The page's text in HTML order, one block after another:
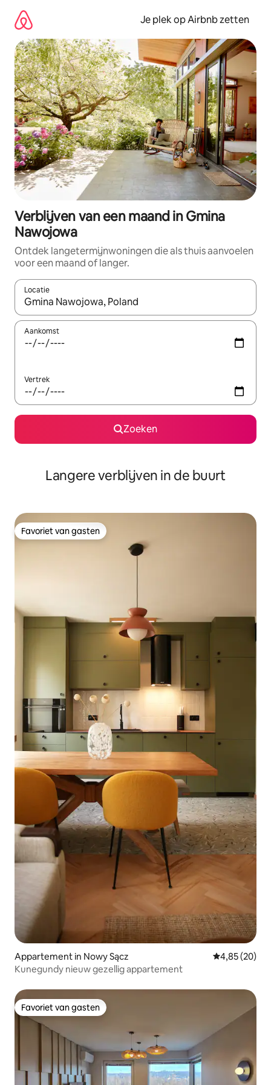
direct
naar
inhoud
Je plek op Airbnb zetten
Verblijven van een maand in Gmina
Nawojowa
Ontdek langetermijnwoningen die als thuis aanvoelen
voor een maand of langer.
Locatie
Wanneer er resultaten beschikbaar zijn, maak je een keuze
Aankomst
Vertrek
Zoeken
Langere verblijven in de buurt
Favoriet van gasten
Favoriet van gasten
Appartement in Nowy Sącz Gemiddelde
4,85 (20)
Kunegundy nieuw gezellig appartement
Favoriet van gasten
Favoriet van gasten